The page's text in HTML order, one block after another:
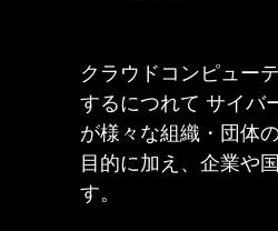
クラウドコンピュー
するにつれて サイバ
が様々な組織・団体
目的に加え、企業や
す。